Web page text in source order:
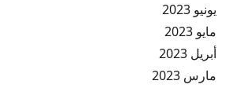
يونيو 2023
مايو 2023
أبريل 2023
مارس 2023